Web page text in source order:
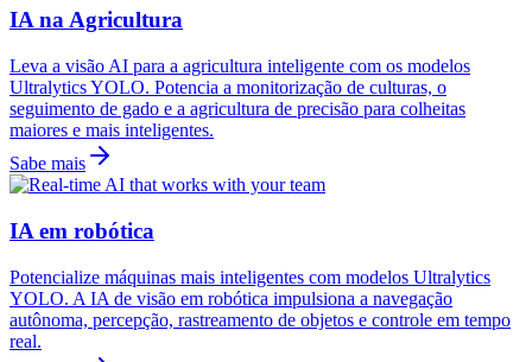
IA na Agricultura
Leva a visão AI para a agricultura inteligente com os modelos
Ultralytics YOLO. Potencia a monitorização de culturas, o
seguimento de gado e a agricultura de precisão para colheitas
maiores e mais inteligentes.
Sabe mais
IA em robótica
Potencialize máquinas mais inteligentes com modelos Ultralytics
YOLO. A IA de visão em robótica impulsiona a navegação
autônoma, percepção, rastreamento de objetos e controle em tempo
real.